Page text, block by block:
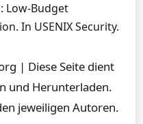
Low-Budget
In USENIX Security.
| Diese Seite dient
und Herunterladen.
jeweiligen Autoren.